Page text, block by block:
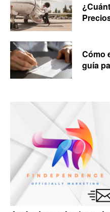
Cómo
guía